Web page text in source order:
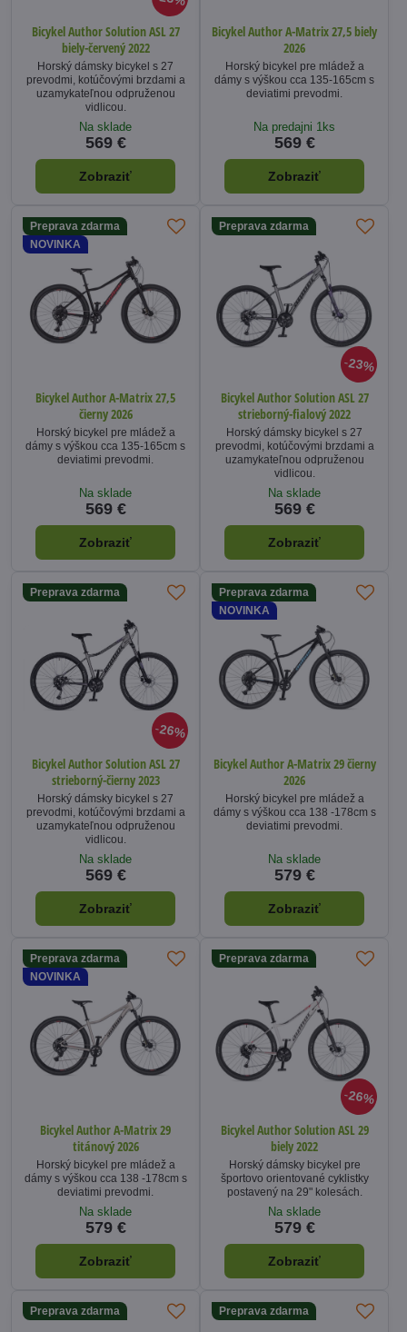
Bicykel Author Solution ASL 27
biely-červený 2022
Horský dámsky bicykel s 27
prevodmi, kotúčovými brzdami a
uzamykateľnou odpruženou
vidlicou.
Na sklade
569 €
Zobraziť
Bicykel Author A-Matrix 27,5 biely
2026
Horský bicykel pre mládež a
dámy s výškou cca 135-165cm s
deviatimi prevodmi.
Na predajni 1ks
569 €
Zobraziť
Preprava zdarma
NOVINKA
Bicykel Author A-Matrix 27,5
čierny 2026
Horský bicykel pre mládež a
dámy s výškou cca 135-165cm s
deviatimi prevodmi.
Na sklade
569 €
Zobraziť
23%
Preprava zdarma
Bicykel Author Solution ASL 27
strieborný-fialový 2022
Horský dámsky bicykel s 27
prevodmi, kotúčovými brzdami a
uzamykateľnou odpruženou
vidlicou.
Na sklade
569 €
Zobraziť
26%
Preprava zdarma
Bicykel Author Solution ASL 27
strieborný-čierny 2023
Horský dámsky bicykel s 27
prevodmi, kotúčovými brzdami a
uzamykateľnou odpruženou
vidlicou.
Na sklade
569 €
Zobraziť
Preprava zdarma
NOVINKA
Bicykel Author A-Matrix 29 čierny
2026
Horský bicykel pre mládež a
dámy s výškou cca 138 -178cm s
deviatimi prevodmi.
Na sklade
579 €
Zobraziť
Preprava zdarma
NOVINKA
Bicykel Author A-Matrix 29
titánový 2026
Horský bicykel pre mládež a
dámy s výškou cca 138 -178cm s
deviatimi prevodmi.
Na sklade
579 €
Zobraziť
26%
Preprava zdarma
Bicykel Author Solution ASL 29
biely 2022
Horský dámsky bicykel pre
športovo orientované cyklistky
postavený na 29" kolesách.
Na sklade
579 €
Zobraziť
Preprava zdarma Preprava zdarma